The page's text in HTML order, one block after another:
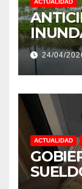
ACTUALIDAD
NIÑO
24/04/
ACTUALIDAD